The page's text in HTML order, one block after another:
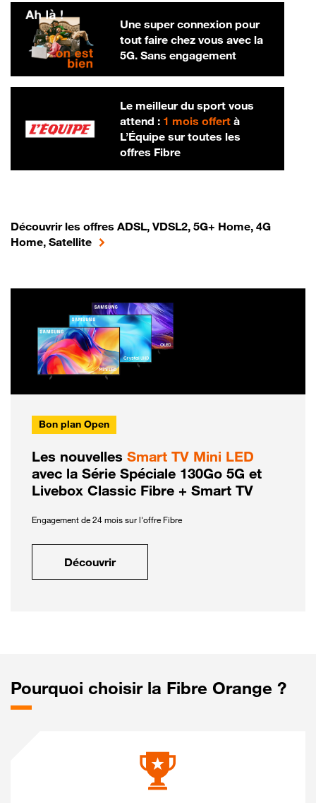
Une super connexion pour
tout faire chez vous avec la
5G. Sans engagement
Le meilleur du sport vous
attend : 1 mois offertà
L’Équipe sur toutes les
offres Fibre
Découvrir les offres ADSL, VDSL2, 5G+ Home, 4G
Home, Satellite
Bon plan Open
Les nouvelles Smart TV Mini LED
avec la Série Spéciale 130Go 5G et
Livebox Classic Fibre + Smart TV
Engagement de 24 mois sur l'offre Fibre
Découvrir
Pourquoi choisir la Fibre Orange ?